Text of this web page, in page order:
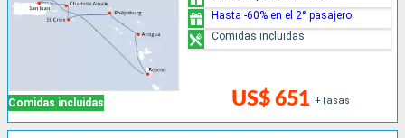
Comidas incluidas US$ 651 +Tasas
Hasta -60% en el 2° pasajero
Comidas incluidas